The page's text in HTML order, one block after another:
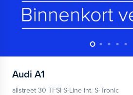
Audi A1
allstreet 30 TFSI S-Line int. S-Tronic